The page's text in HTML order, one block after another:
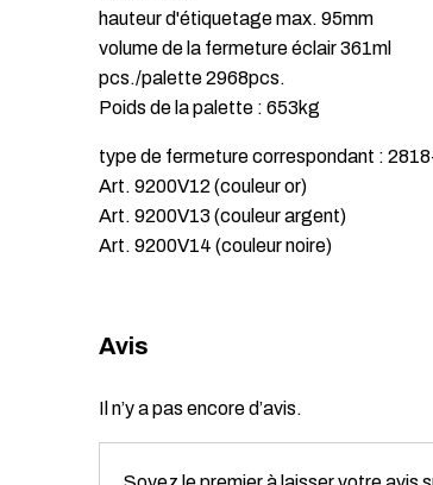
hauteur d'étiquetage max. 95mm
volume de la fermeture éclair 361ml
pcs./palette 2968pcs.
Poids de la palette : 653kg
type de fermeture correspondant :
Art. 9200V12 (couleur or)
Art. 9200V13 (couleur argent)
Art. 9200V14 (couleur noire)
Avis
Il n’y a pas encore d’avis.